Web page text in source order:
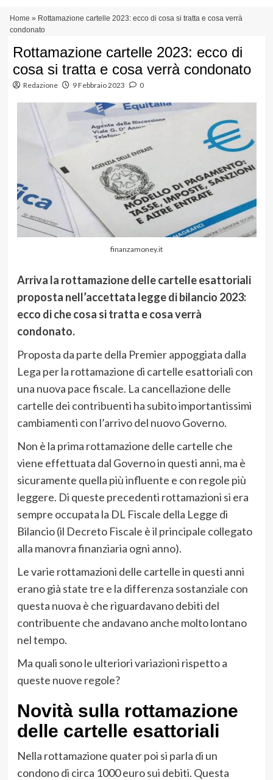
principale
Home » Rottamazione cartelle 2023: ecco di cosa si tratta e cosa verrà
condonato
Rottamazione cartelle 2023: ecco di
cosa si tratta e cosa verrà condonato
Redazione 9 Febbraio 2023 0
finanzamoney.it
Arriva la rottamazione delle cartelle esattoriali
proposta nell’accettata legge di bilancio 2023:
ecco di che cosa si tratta e cosa verrà
condonato.
Proposta da parte della Premier appoggiata dalla
Lega per la rottamazione di cartelle esattoriali con
una nuova pace fiscale. La cancellazione delle
cartelle dei contribuenti ha subito importantissimi
cambiamenti con l’arrivo del nuovo Governo.
Non è la prima rottamazione delle cartelle che
viene effettuata dal Governo in questi anni, ma è
sicuramente quella più influente e con regole più
leggere. Di queste precedenti rottamazioni si era
sempre occupata la DL Fiscale della Legge di
Bilancio (il Decreto Fiscale è il principale collegato
alla manovra finanziaria ogni anno).
Le varie rottamazioni delle cartelle in questi anni
erano già state tre e la differenza sostanziale con
questa nuova è che riguardavano debiti del
contribuente che andavano anche molto lontano
nel tempo.
Ma quali sono le ulteriori variazioni rispetto a
queste nuove regole?
Novità sulla rottamazione
delle cartelle esattoriali
Nella rottamazione quater poi si parla di un
condono di circa 1000 euro sui debiti. Questa